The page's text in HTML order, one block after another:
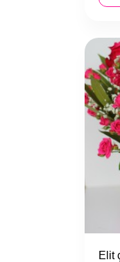
Elit